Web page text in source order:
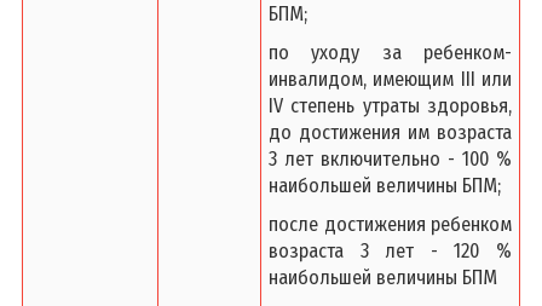
БПМ;
по уходу за ребенком-
инвалидом, имеющим III или
IV степень утраты здоровья,
до достижения им возраста
3 лет включительно - 100 %
наибольшей величины БПМ;
после достижения ребенком
возраста 3 лет - 120 %
наибольшей величины БПМ